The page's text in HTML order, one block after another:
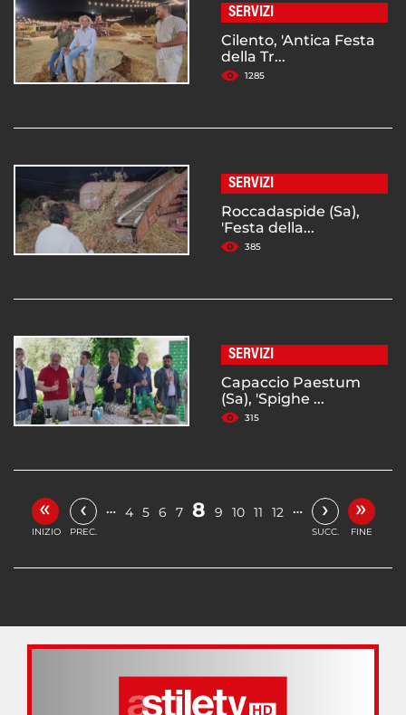
SERVIZI
Cilento, 'Antica Festa
della Tr...
1285
SERVIZI
Roccadaspide (Sa),
'Festa della...
385
SERVIZI
Capaccio Paestum
(Sa), 'Spighe ...
315
«
INIZIO
‹
PREC.
… 4 5 6 7 8 9 10 11 12 … ›
SUCC.
»
FINE